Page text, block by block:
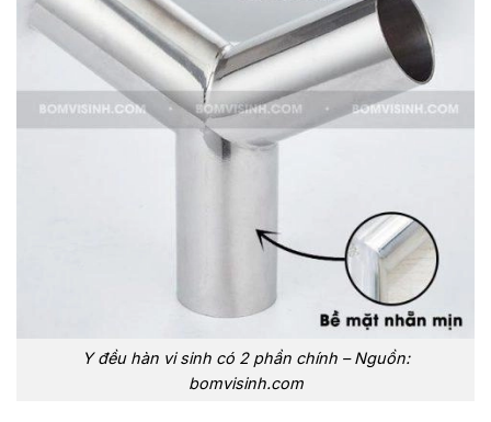
Y đều hàn vi sinh có 2 phần chính – Nguồn:
bomvisinh.com